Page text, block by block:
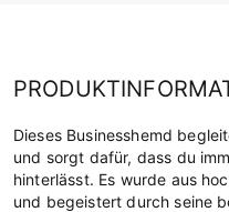
Dieses Businesshemd
und sorgt dafür, dass du
hinterlässt. Es wurde aus
und begeistert durch seine